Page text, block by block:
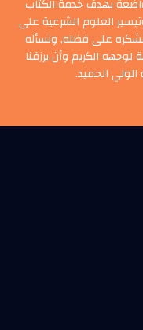
بهدف خدمة الكتاب
العلوم الشرعية على
على فضله, ونسأله
الكريم وأن يرزقنا
الولي الحميد.